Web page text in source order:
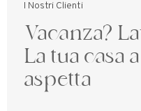
I Nostri Clienti
Vacanza?
La tua casa
aspetta